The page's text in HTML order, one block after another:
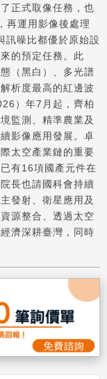
正式取像任務，也
再運用影像後處理
訊噪比都優於原始設
的預定任務。此
（黑白）、多光譜
析度最高的紅邊波
）年7月起，齊柏
監測、精準農業及
影像應用發展。卓
太空產業鏈的重要
有16項國產元件在
長也請國科會持續
發射、衛星應用及
源整合、透過太空
濟深耕臺灣，同時